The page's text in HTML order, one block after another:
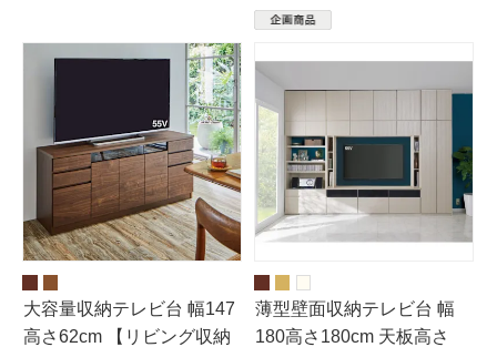
大容量収納テレビ台 幅147
高さ62cm 【リビング収納
薄型壁面収納テレビ台 幅
180高さ180cm 天板高さ